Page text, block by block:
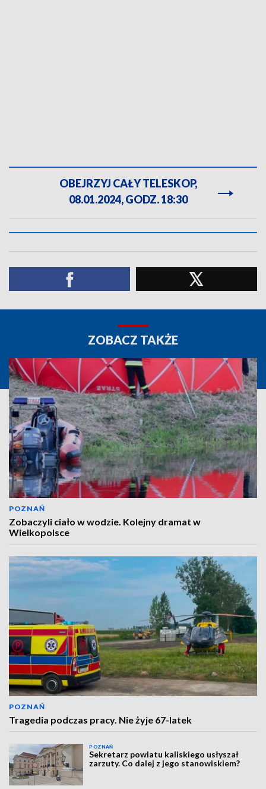
OBEJRZYJ CAŁY TELESKOP,
08.01.2024, GODZ. 18:30
ZOBACZ TAKŻE
POZNAŃ
Zobaczyli ciało w wodzie. Kolejny dramat w
Wielkopolsce
POZNAŃ
Tragedia podczas pracy. Nie żyje 67-latek
POZNAŃ
Sekretarz powiatu kaliskiego usłyszał
zarzuty. Co dalej z jego stanowiskiem?